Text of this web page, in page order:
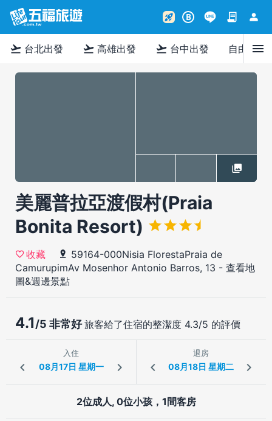
rocket_launch B contract person
flight_takeoff 台北出發 flight_takeoff 高雄出發 flight_takeoff 台中出發 自由行menu
美麗普拉亞渡假村(Praia
Bonita Resort)
收藏
59164-000Nisia FlorestaPraia de
CamurupimAv Mosenhor Antonio Barros, 13 - 查看地
圖&週邊景點
4.1/5 非常好旅客給了住宿的整潔度 4.3/5 的評價
入住 退房
2位成人, 0位小孩，1間客房